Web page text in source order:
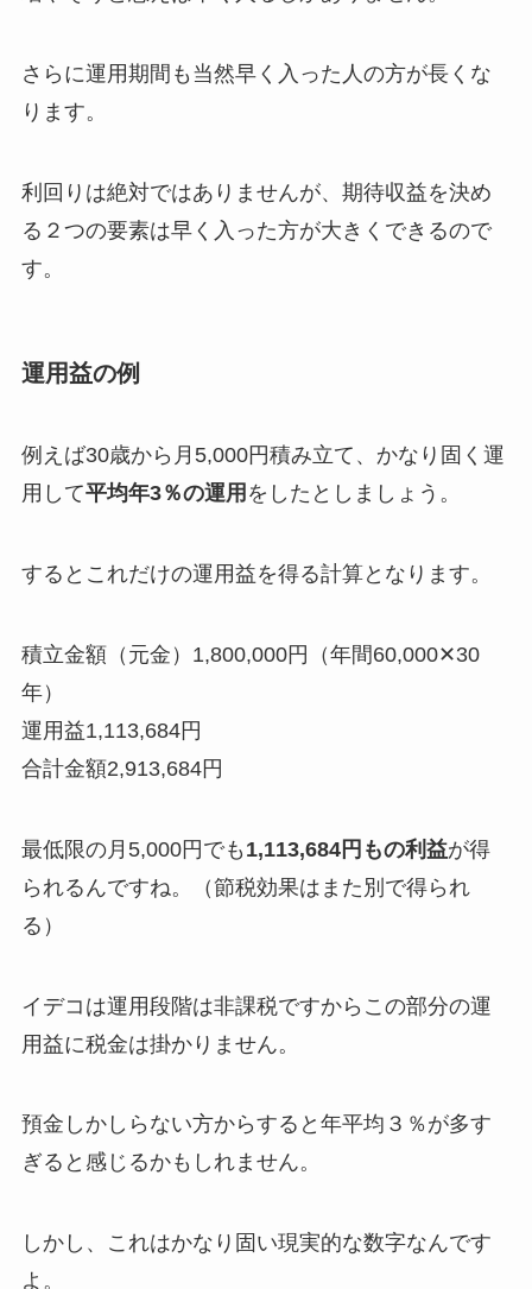
さらに運用期間も当然早く入った人の方が長くな
ります。
利回りは絶対ではありませんが、期待収益を決め
る２つの要素は早く入った方が大きくできるので
す。
運用益の例
例えば30歳から月5,000円積み立て、かなり固く運
用して平均年3％の運用 をしたとしましょう。
するとこれだけの運用益を得る計算となります。
積立金額（元金）1,800,000円（年間60,000✕30
年）
運用益1,113,684円
合計金額2,913,684円
最低限の月5,000円でも 1,113,684円もの利益が得
られるんですね。（節税効果はまた別で得られ
る）
イデコは運用段階は非課税ですからこの部分の運
用益に税金は掛かりません。
預金しかしらない方からすると年平均３％が多す
ぎると感じるかもしれません。
しかし、これはかなり固い現実的な数字なんです
よ。